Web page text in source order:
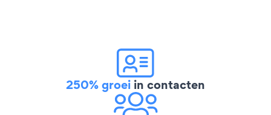
250% groei in contacten